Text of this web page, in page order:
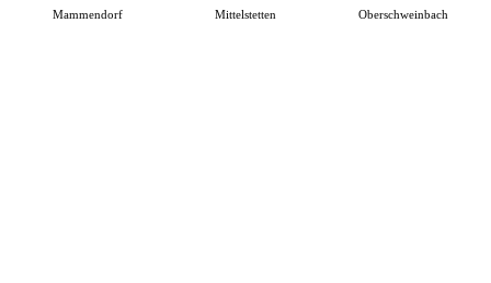
Mammendorf Mittelstetten Oberschweinbach